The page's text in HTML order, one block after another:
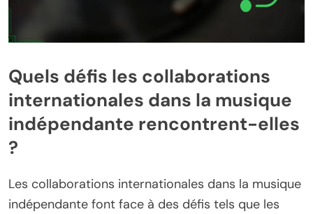
Quels défis les collaborations
internationales dans la musique
indépendante rencontrent-elles
?
Les collaborations internationales dans la musique
indépendante font face à des défis tels que les